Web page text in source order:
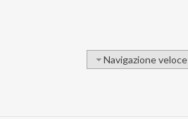
Navigazione veloce